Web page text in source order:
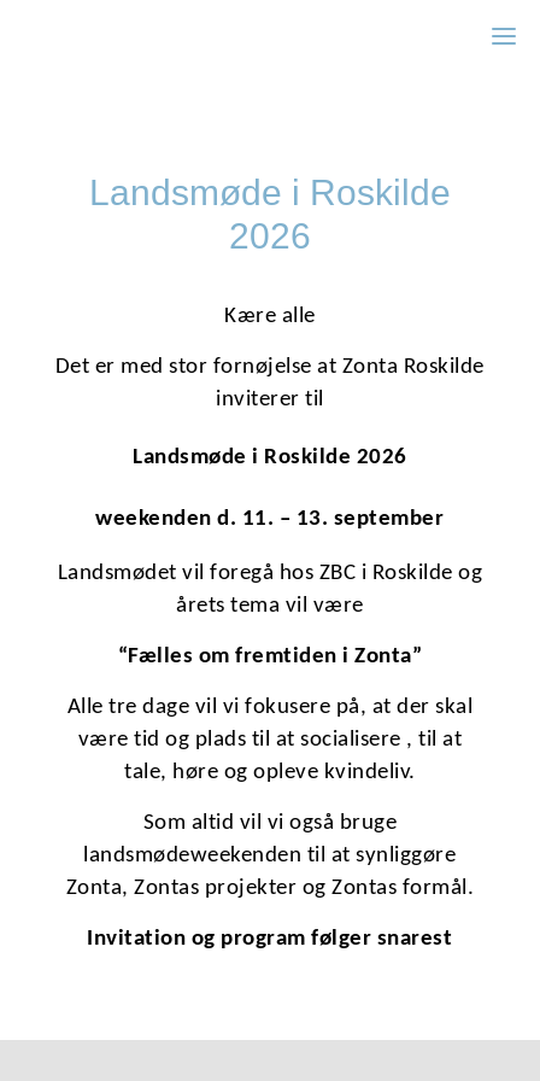
Landsmøde i Roskilde
2026
Kære alle
Det er med stor fornøjelse at Zonta Roskilde
inviterer til
Landsmøde i Roskilde 2026
weekenden d. 11. – 13. september
Landsmødet vil foregå hos ZBC i Roskilde og
årets tema vil være
“Fælles om fremtiden i Zonta”
Alle tre dage vil vi fokusere på, at der skal
være tid og plads til at socialisere , til at
tale, høre og opleve kvindeliv.
Som altid vil vi også bruge
landsmødeweekenden til at synliggøre
Zonta, Zontas projekter og Zontas formål.
Invitation og program følger snarest